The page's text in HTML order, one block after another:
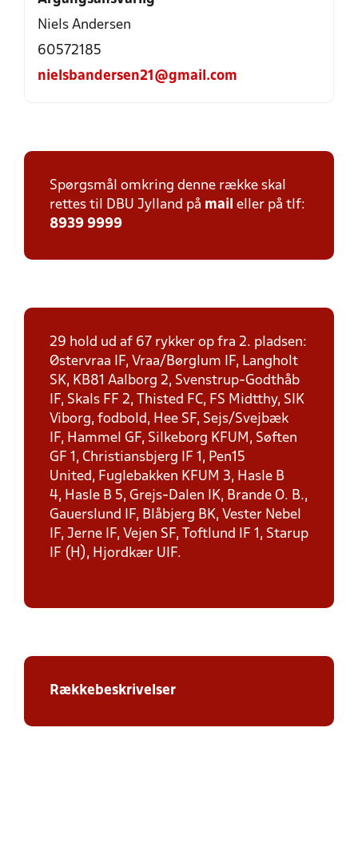
Niels Andersen
60572185
nielsbandersen21@gmail.com
Spørgsmål omkring denne række skal
rettes til DBU Jylland på mail eller på tlf:
8939 9999
29 hold ud af 67 rykker op fra 2. pladsen:
Østervraa IF, Vraa/Børglum IF, Langholt
SK, KB81 Aalborg 2, Svenstrup-Godthåb
IF, Skals FF 2, Thisted FC, FS Midtthy, SIK
Viborg, fodbold, Hee SF, Sejs/Svejbæk
IF, Hammel GF, Silkeborg KFUM, Søften
GF 1, Christiansbjerg IF 1, Pen15
United, Fuglebakken KFUM 3, Hasle B
4, Hasle B 5, Grejs-Dalen IK, Brande O. B.,
Gauerslund IF, Blåbjerg BK, Vester Nebel
IF, Jerne IF, Vejen SF, Toftlund IF 1, Starup
IF (H), Hjordkær UIF.
Rækkebeskrivelser